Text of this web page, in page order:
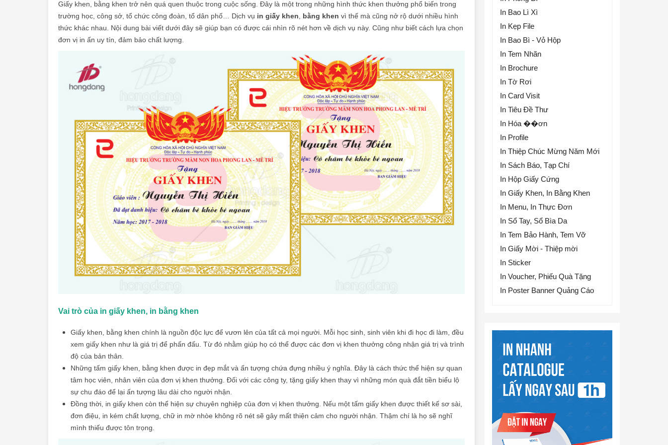
Giấy khen, bằng khen trở nên quá quen thuộc trong cuộc sống. Đây là một trong những hình thức khen thưởng phổ biến trong
trường học, công sở, tổ chức công đoàn, tổ dân phố… Dịch vụ in giấy khen bằng khen vì thế mà cũng nở rộ dưới nhiều hình
thức khác nhau. Nội dung bài viết dưới đây sẽ giúp bạn có được cái nhìn rõ nét hơn về dịch vụ này. Cũng như biết cách lựa chọn
đơn vị in ấn uy tín, đảm bảo chất lượng.
Vai trò của in giấy khen, in bằng khen
Giấy khen, bằng khen chính là nguồn độc lực để vươn lên của tất cả mọi người. Mỗi học sinh, sinh viên khi đi học đi làm, đều
xem giấy khen như là giá trị để phấn đấu. Từ đó nhằm giúp họ có thể được các đơn vị khen thưởng công nhận giá trị và trình
độ của bản thân.
Những tấm giấy khen, bằng khen được in đẹp mắt và ấn tượng chứa đựng nhiều ý nghĩa. Đây là cách thức thể hiện sự quan
tâm học viên, nhân viên của đơn vị khen thưởng. Đối với các công ty, tặng giấy khen thay vì những món quà đắt tiền biểu lộ
sự chu đáo để lại ấn tượng lâu dài cho người nhận.
Đồng thời, in giấy khen còn thể hiện sự chuyên nghiệp của đơn vị khen thưởng. Nếu một tấm giấy khen được thiết kế sơ sài,
đơn điệu, in kém chất lượng, chữ in mờ nhòe không rõ nét sẽ gây mất thiện cảm cho người nhận. Thậm chí là họ sẽ nghĩ
mình thiếu được tôn trọng.
In Bao Lì Xì
In Kẹp File
In Bao Bì - Vỏ Hộp
In Tem Nhãn
In Brochure
In Tờ Rơi
In Card Visit
In Tiêu Đề Thư
In Hóa ��ơn
In Profile
In Thiệp Chúc Mừng Năm Mới
In Sách Báo, Tạp Chí
In Hộp Giấy Cứng
In Giấy Khen, In Bằng Khen
In Menu, In Thực Đơn
In Sổ Tay, Sổ Bìa Da
In Tem Bảo Hành, Tem Vỡ
In Giấy Mời - Thiệp mời
In Sticker
In Voucher, Phiếu Quà Tặng
In Poster Banner Quảng Cáo